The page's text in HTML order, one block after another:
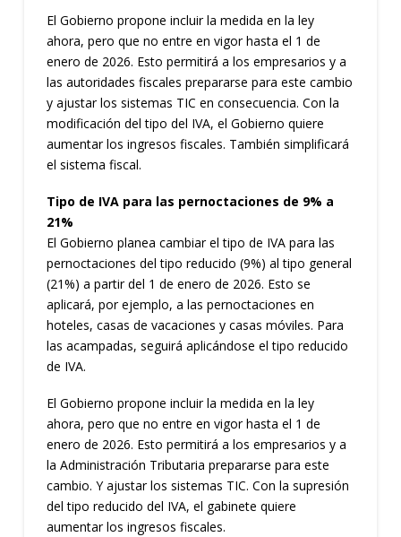
El Gobierno propone incluir la medida en la ley
ahora, pero que no entre en vigor hasta el 1 de
enero de 2026. Esto permitirá a los empresarios y a
las autoridades fiscales prepararse para este cambio
y ajustar los sistemas TIC en consecuencia. Con la
modificación del tipo del IVA, el Gobierno quiere
aumentar los ingresos fiscales. También simplificará
el sistema fiscal.
Tipo de IVA para las pernoctaciones de 9% a
21%
El Gobierno planea cambiar el tipo de IVA para las
pernoctaciones del tipo reducido (9%) al tipo general
(21%) a partir del 1 de enero de 2026. Esto se
aplicará, por ejemplo, a las pernoctaciones en
hoteles, casas de vacaciones y casas móviles. Para
las acampadas, seguirá aplicándose el tipo reducido
de IVA.
El Gobierno propone incluir la medida en la ley
ahora, pero que no entre en vigor hasta el 1 de
enero de 2026. Esto permitirá a los empresarios y a
la Administración Tributaria prepararse para este
cambio. Y ajustar los sistemas TIC. Con la supresión
del tipo reducido del IVA, el gabinete quiere
aumentar los ingresos fiscales.